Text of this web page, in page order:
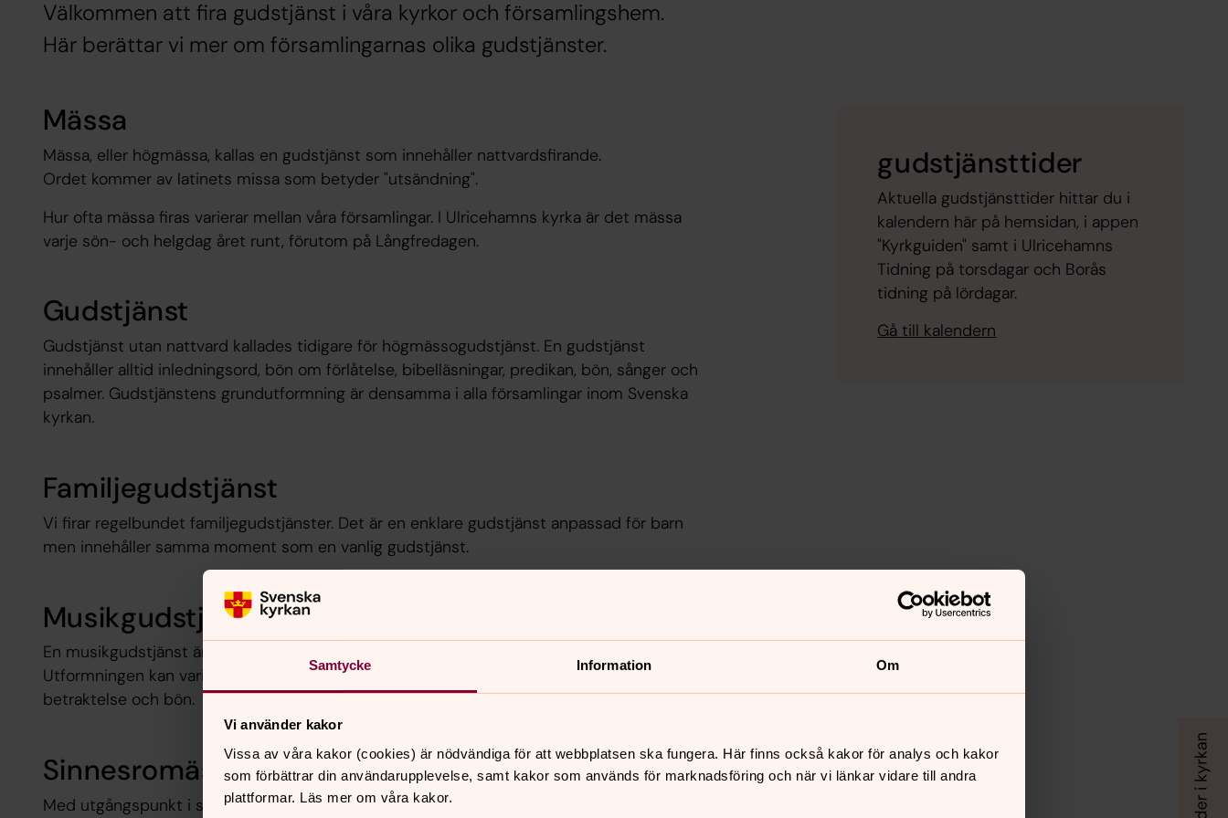
Samtycke Information Om
Vi använder kakor
Vissa av våra kakor (cookies) är nödvändiga för att webbplatsen ska fungera. Här finns också kakor för analys och kakor
som förbättrar din användarupplevelse, samt kakor som används för marknadsföring och när vi länkar vidare till andra
plattformar. Läs mer om våra kakor.
Välkommen att fira gudstjänst i våra kyrkor och församlingshem.
Här berättar vi mer om församlingarnas olika gudstjänster.
Mässa
Mässa, eller högmässa, kallas en gudstjänst som innehåller nattvardsfirande.
Ordet kommer av latinets missa som betyder "utsändning".
Hur ofta mässa firas varierar mellan våra församlingar. I Ulricehamns kyrka är det mässa
varje sön- och helgdag året runt, förutom på Långfredagen.
Gudstjänst
Gudstjänst utan nattvard kallades tidigare för högmässogudstjänst. En gudstjänst
innehåller alltid inledningsord, bön om förlåtelse, bibelläsningar, predikan, bön, sånger och
psalmer. Gudstjänstens grundutformning är densamma i alla församlingar inom Svenska
kyrkan.
Familjegudstjänst
Vi firar regelbundet familjegudstjänster. Det är en enklare gudstjänst anpassad för barn
men innehåller samma moment som en vanlig gudstjänst.
Musikgudstjänst
En musikgudstjänst är en gudstjänst där musiken är det bärande elementet.
Utformningen kan variera men i regel ingår också någon bibelläsning, en kortare
betraktelse och bön.
Sinnesromässa - Ulricehamns kyrka
Med utgångspunkt i sinnesrobönen firas denna mässa två fredagar i månaden i
gudstjänsttider
Aktuella gudstjänsttider hittar du i
kalendern här på hemsidan, i appen
"Kyrkguiden" samt i Ulricehamns
Tidning på torsdagar och Borås
tidning på lördagar.
Gå till kalendern